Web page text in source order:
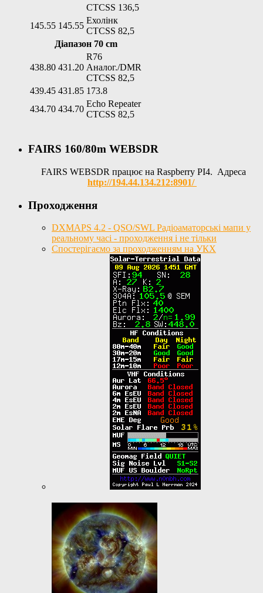
CTCSS 136,5
145.55 145.55
Ехолінк
CTCSS 82,5
Діапазон 70 cm
438.80 431.20
R76
Аналог./DMR
CTCSS 82,5
439.45 431.85 173.8
434.70 434.70
Echo Repeater
CTCSS 82,5
FAIRS 160/80m WEBSDR
FAIRS WEBSDR працює на Raspberry PI4. Адреса
http://194.44.134.212:8901/
Проходження
DXMAPS 4.2 - QSO/SWL Радіоаматорські мапи у
реальному часі - проходження і не тільки
Спостерігаємо за проходженням на УКХ